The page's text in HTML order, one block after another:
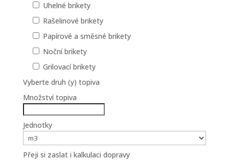
Uhelné brikety
Rašelinové brikety
Papírové a směsné brikety
Noční brikety
Grilovací brikety
Vyberte druh (y) topiva
Množství topiva
Jednotky
Přeji si zaslat i kalkulaci dopravy